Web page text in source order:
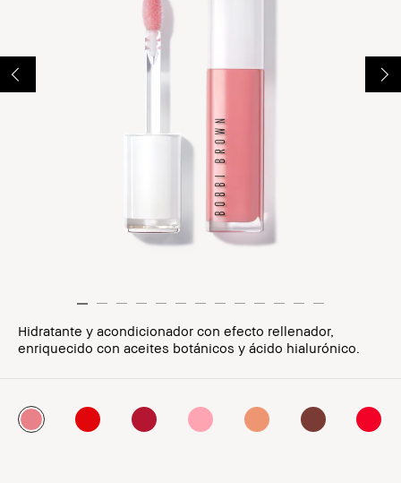
Hidratante y acondicionador con efecto rellenador,
enriquecido con aceites botánicos y ácido hialurónico.